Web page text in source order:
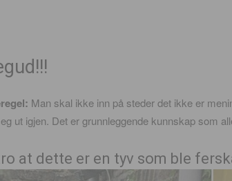
Man skal ikke inn på steder det ikke er
ut igjen. Det er grunnleggende kunnskap som
at dette er en tyv som ble